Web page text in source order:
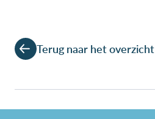
Terug naar het overzicht